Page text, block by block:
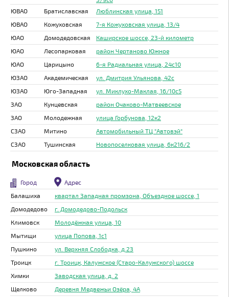
ЮВАО
Братиславская
Люблинская улица, 151
ЮВАО
Кожуховская
7-я Кожуховская улица, 13/4
ЮАО
Домодедовская
Каширское шоссе, 23-й километр
ЮАО
Лесопарковая
район Чертаново Южное
ЮАО
Царицыно
6-я Радиальная улица, 24с10
ЮЗАО
Академическая
ул. Дмитрия Ульянова, 42с
ЮЗАО
Юго-Западная
ул. Миклухо-Маклая, 16/10с5
ЗАО
Кунцевская
район Очаково-Матвеевское
ЗАО
Молодежная
улица Горбунова, 12к2
СЗАО
Митино
Автомобильный ТЦ "Автовэй"
СЗАО
Тушинская Новопоселковая улица, 6к216/2
Московская область
Город
Адрес
Балашиха
квартал Западная промзона, Объездное шоссе, 1
Домодедово
г. Домодедово-Подольск
Климовск
Молодёжная улица, 10
Мытищи
улица Попова, 1с1
Пушкино
ул. Верхняя Слободка, д.23
Троицк
г. Троицк, Калужское (Старо-Калужского) шоссе
Химки
Заводская улица, д. 2
Щелково
Деревня Медвежьи Озёра, 4А